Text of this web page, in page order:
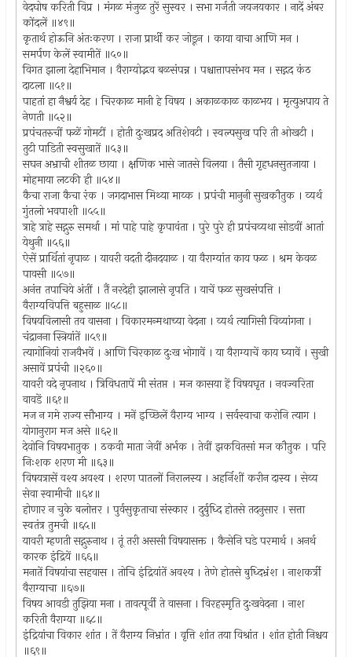
वेदघोष करिती विप्र । मंगळ मंजुळ तुरें सुस्वर । सभा गर्जती जयजयकार । नादें अंबर
कोंदलें ॥४९॥
कृतार्थ होऊनि अंतःकरण । राजा प्रार्थी कर जोडून । काया वाचा आणि मन ।
समर्पण केलें स्वामीतें ॥५०॥
विगत झाला देहाभिमान । वैराग्योद्भव बळसंपन्न । पश्चात्तापसंभव मन । सद्गद कंठ
दाटला ॥५१॥
पाहतां हा नैश्वर्य देह । चिरकाळ मानी हे विषय । अकाळकाळ काळभय । मृत्युअपाय ते
नेणती ॥५२॥
प्रपंचतरुचीं फळें गोमटीं । होती दुःखप्रद अतिशेवटी । स्वल्पसुख परि ती ओखटी ।
तुटी पाडिती स्वसुखातें ॥५३॥
सघन अभ्राची शीतळ छाया । क्षणिक भासे जातसे विलया । तैसी गृहधनसुतजाया ।
मोहमाया लटकी ही ॥५४॥
कैचा राजा कैचा रंक । जगदाभास मिथ्या माय्क । प्रपंची मानुनी सुखकौतुक । व्यर्थ
गुंतलो भवपाशी ॥५५॥
त्राहे त्राहे सद्गुरु समर्था । मां पाहे पाहे कृपावंता । पुरे पुरे ही प्रपंचव्यथा सोडवीं आतां
येथुनी ॥५६॥
ऐसें प्रार्थितां नृपाळ । यावरी वदती दीनदयाळ । या वैराग्यांत काय फळ । श्रम केवळ
पावसी ॥५७॥
अनंत्त तपाचिये अंतीं । तैं नरदेही झालासे नृपति । याचें फळ सुखसंपत्ति ।
वैराग्यविपत्ति बहुसाळ ॥५८॥
विषयविलासी तव वासना । विकारमन्मथाच्या वेदना । व्यर्थ त्यागिसी विव्यांगना ।
चंद्रानना स्त्रियांतें ॥५९॥
त्यागोनियां राजवैभवें । आणि चिरकाळ दुःख भोगावें । या वैराग्याचें काय घ्यावें । सुखी
असावें प्रपंची ॥२६०॥
यावरी वदे नृपनाथ । त्रिविधतापें मी संतप्त । मज कासया हें विषयघृत । नवज्वरिता
वावडें ॥६१॥
मज न गमे राज्य सौभाग्य । मनें इच्छिलें वैराग्य भाग्य । सर्वस्वाचा करोनि त्याग ।
योगानुराग मज असे ॥६२॥
देवोनि विषयभातुक । ठकवी माता जेवीं अर्भक । तेवीं झकवितसां मज कौतुक । परि
निःशक शरण मी ॥६३॥
विषयत्रासें वश्य अवश्य । शरण पातलों निरालस्य । अहर्निशीं करीन दास्य । सेव्य
सेवा स्वामीची ॥६४॥
होणार न चुके बलोत्तर । पुर्वसुकृताचा संस्कार । दुर्बुध्दि होतसे तदनुसार । सत्ता
स्वतंत्र तुमची ॥६५॥
यावरी म्हणती सद्गुरुनाथ । तूं तरी अससी विषयासक्त । कैसेनि घडे परमार्थ । अनर्थ
कारक इंद्रियें ॥६६॥
मनातें विषयांचा सहवास । तोचि इंद्रियांतें अवश्य । तेणे होतसे बुध्दिभ्रंश । नाशकर्त्री
वैराग्याचा ॥६७॥
विषय आवडी तुझिया मना । तावत्पूर्वी ते वासना । विरहस्मृति दुःखवेदना । नाश
करिती वैराग्या ॥६८॥
इंद्रियांचा विकार शांत । तें वैराग्य निभ्रांत । वृत्ति शांत तया विश्रांत । शांत होती निश्चय
॥६९॥